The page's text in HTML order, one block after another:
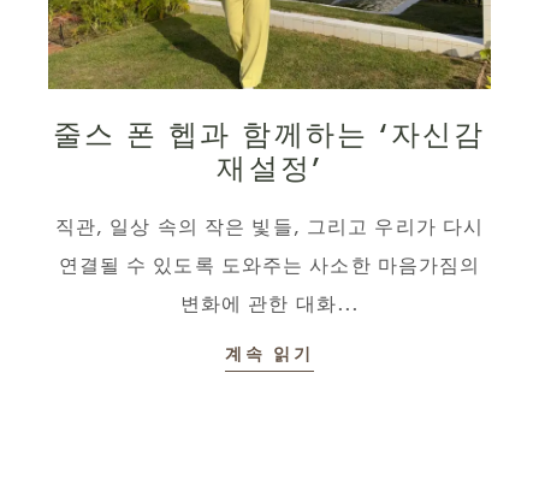
줄스 폰 헵과 함께하는 ‘자신감
재설정’
직관, 일상 속의 작은 빛들, 그리고 우리가 다시
연결될 수 있도록 도와주는 사소한 마음가짐의
변화에 관한 대화...
계속 읽기